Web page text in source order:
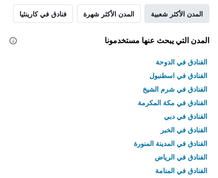
المدن الأكثر شعبية المدن الأكثر شهرة فنادق في كارينثيا
المدن التي يبحث عنها مستخدمونا
الفنادق في الدوحة
الفنادق في اسطنبول
الفنادق في شرم الشيخ
الفنادق في مكة المكرمة
الفنادق في دبي
الفنادق في الخبر
الفنادق في المدينة المنورة
الفنادق في الرياض
الفنادق في المنامة